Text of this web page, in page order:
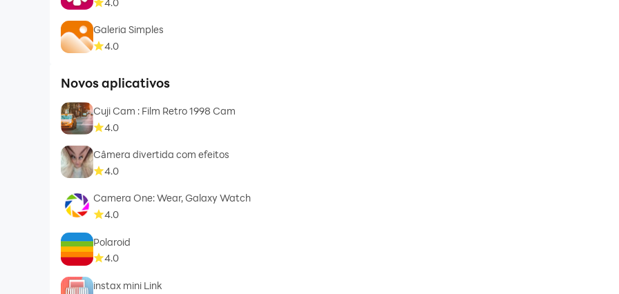
Galeria Simples
4.0
Novos aplicativos
Cuji Cam : Film Retro 1998 Cam
4.0
Câmera divertida com efeitos
4.0
Camera One: Wear, Galaxy Watch
4.0
Polaroid
4.0
instax mini Link